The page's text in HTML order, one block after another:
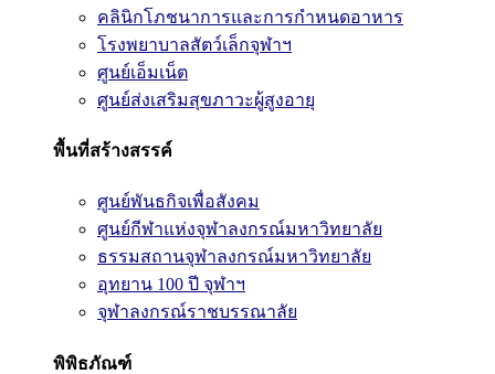
คลินิกโภชนาการและการกำหนดอาหาร
โรงพยาบาลสัตว์เล็กจุฬาฯ
ศูนย์เอ็มเน็ต
ศูนย์ส่งเสริมสุขภาวะผู้สูงอายุ
พื้นที่สร้างสรรค์
ศูนย์พันธกิจเพื่อสังคม
ศูนย์กีฬาแห่งจุฬาลงกรณ์มหาวิทยาลัย
ธรรมสถานจุฬาลงกรณ์มหาวิทยาลัย
อุทยาน 100 ปี จุฬาฯ
จุฬาลงกรณ์ราชบรรณาลัย
พิพิธภัณฑ์